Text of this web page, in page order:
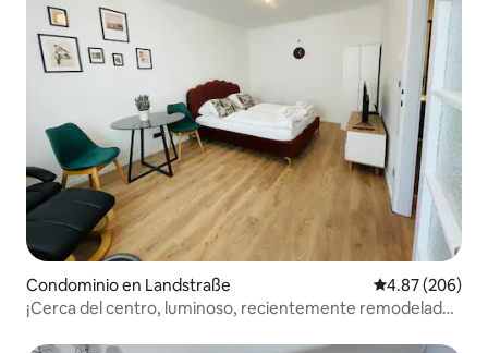
Condominio en Landstraße Calificación
4.87 (206)
¡Cerca del centro, luminoso, recientemente remodelado!